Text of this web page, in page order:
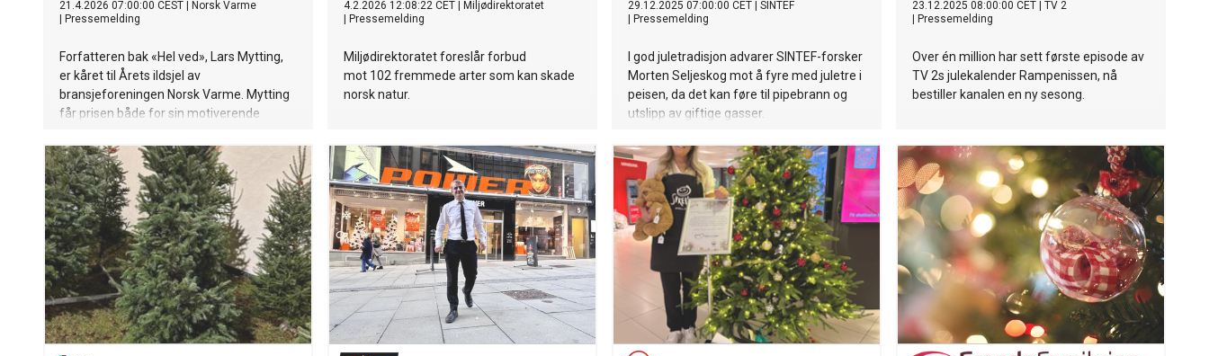
21.4.2026 07:00:00 CEST
Norsk Varme
Pressemelding
Forfatteren bak «Hel ved», Lars Mytting,
er kåret til Årets ildsjel av
bransjeforeningen Norsk Varme. Mytting
får prisen både for sin motiverende
vedfyring.
4.2.2026 12:08:22 CET
Miljødirektoratet
Pressemelding
Miljødirektoratet foreslår forbud
mot 102 fremmede arter som kan skade
norsk natur.
29.12.2025 07:00:00 CET
SINTEF
Pressemelding
I god juletradisjon advarer SINTEF-forsker
Morten Seljeskog mot å fyre med juletre i
peisen, da det kan føre til pipebrann og
utslipp av giftige gasser.
23.12.2025 08:00:00 CET
TV 2
Pressemelding
Over én million har sett første episode av
TV 2s julekalender Rampenissen, nå
bestiller kanalen en ny sesong.